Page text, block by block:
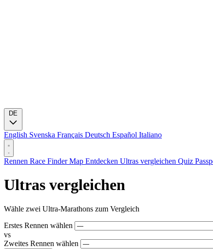
English Svenska Français Deutsch Español Italiano
Rennen Race FinderMap Entdecken Ultras vergleichen Quiz
Ultras vergleichen
Wähle zwei Ultra-Marathons zum Vergleich
Erstes Rennen wählen
vs
Zweites Rennen wählen